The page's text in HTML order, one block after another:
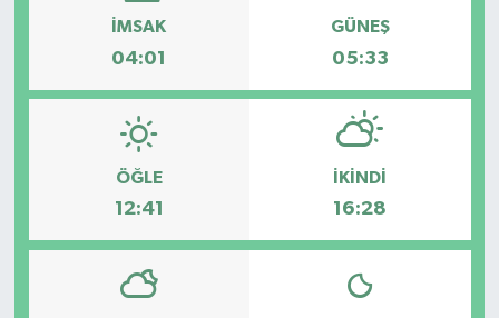
İMSAK
04:01
GÜNEŞ
05:33
ÖĞLE
12:41
İKINDI
16:28